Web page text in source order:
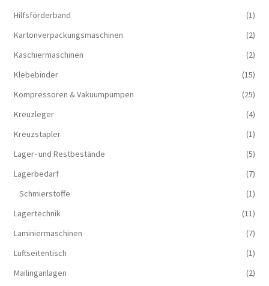
Hilfsförderband
(1)
Kartonverpackungsmaschinen
(2)
Kaschiermaschinen
(2)
Klebebinder
(15)
Kompressoren & Vakuum­pumpen
(25)
Kreuzleger
(4)
Kreuzstapler
(1)
Lager- und Restbestände
(5)
Lagerbedarf
(7)
Schmierstoffe
(1)
Lagertechnik
(11)
Laminiermaschinen
(7)
Luftseitentisch
(1)
Mailinganlagen
(2)